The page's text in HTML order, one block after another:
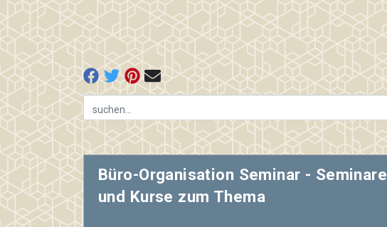
Büro-Organisation Seminar - Seminare
und Kurse zum Thema